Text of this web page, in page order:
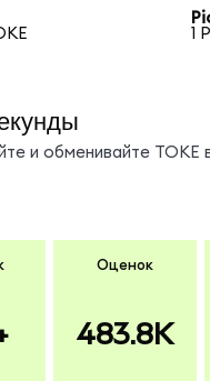
1
и обменивайте
Оценок
483.8K